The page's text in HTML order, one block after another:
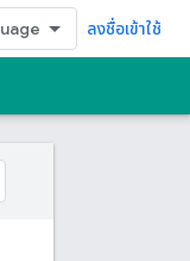
ลงชื่อเข้าใช้